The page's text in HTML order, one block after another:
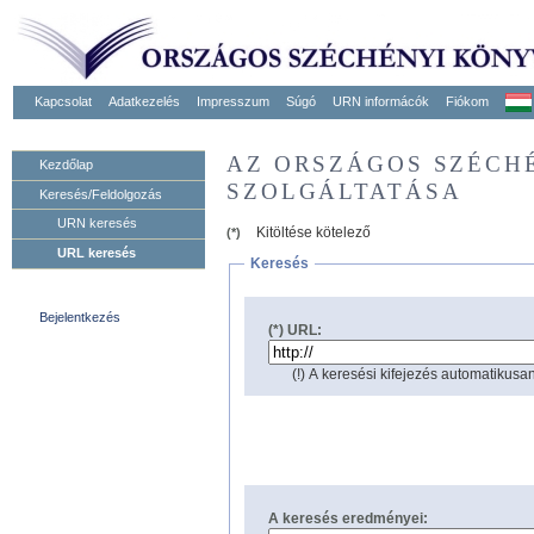
Kapcsolat Adatkezelés Impresszum Súgó URN informácók Fiókom
Kezdőlap
Keresés/Feldolgozás
URN keresés
URL keresés
Bejelentkezés
AZ ORSZÁGOS
SZOLGÁLTATÁSA
(*)
Kitöltése kötelező
Keresés
(*) URL:
(!) A keresési kifejezés
A keresés eredményei: